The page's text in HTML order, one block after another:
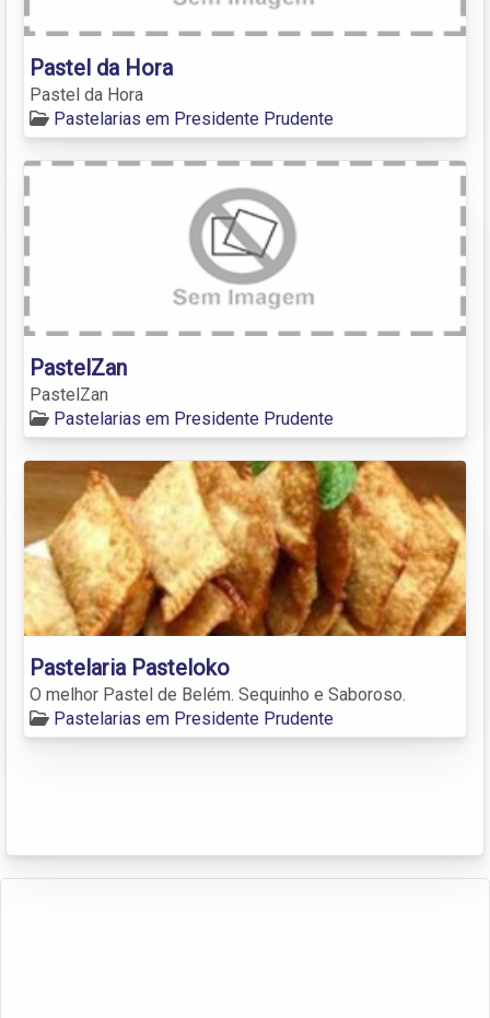
Pastel da Hora
Pastel da Hora
Pastelarias em Presidente Prudente
PastelZan
PastelZan
Pastelarias em Presidente Prudente
Pastelaria Pasteloko
O melhor Pastel de Belém. Sequinho e Saboroso.
Pastelarias em Presidente Prudente